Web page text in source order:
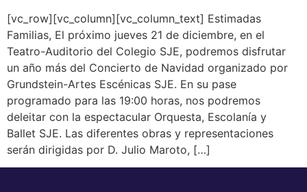
[vc_row][vc_column][vc_column_text] Estimadas
Familias, El próximo jueves 21 de diciembre, en el
Teatro-Auditorio del Colegio SJE, podremos disfrutar
un año más del Concierto de Navidad organizado por
Grundstein-Artes Escénicas SJE. En su pase
programado para las 19:00 horas, nos podremos
deleitar con la espectacular Orquesta, Escolanía y
Ballet SJE. Las diferentes obras y representaciones
serán dirigidas por D. Julio Maroto, […]